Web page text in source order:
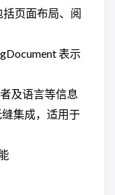
括页面布局、阅
表示
及语言等信息
缝集成，适用于